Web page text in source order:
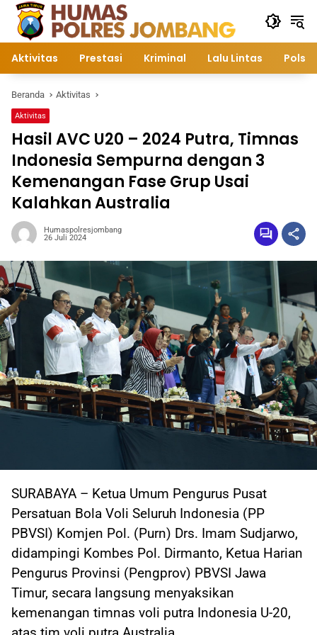
Langsung
konten
Aktivitas Prestasi Kriminal Lalu Lintas
Beranda Aktivitas
Aktivitas
Hasil AVC U20 – 2024 Putra, Timnas
Indonesia Sempurna dengan 3
Kemenangan Fase Grup Usai
Kalahkan Australia
Humaspolresjombang
26 Juli 2024
SURABAYA – Ketua Umum Pengurus Pusat
Persatuan Bola Voli Seluruh Indonesia (PP
PBVSI) Komjen Pol. (Purn) Drs. Imam Sudjarwo,
didampingi Kombes Pol. Dirmanto, Ketua Harian
Pengurus Provinsi (Pengprov) PBVSI Jawa
Timur, secara langsung menyaksikan
kemenangan timnas voli putra Indonesia U-20,